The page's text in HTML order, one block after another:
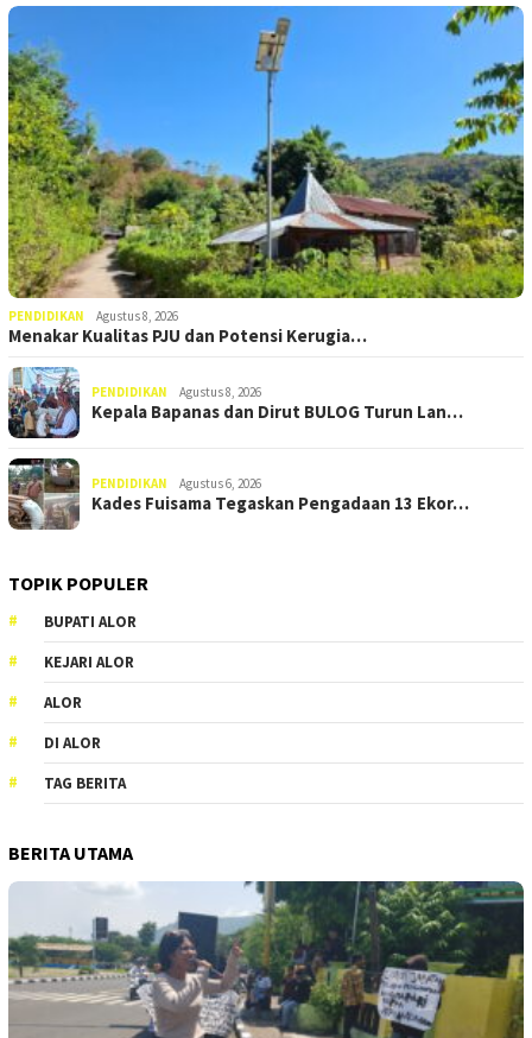
PENDIDIKAN Agustus 8, 2026
Menakar Kualitas PJU dan Potensi Kerugia…
PENDIDIKAN Agustus 8, 2026
Kepala Bapanas dan Dirut BULOG Turun Lan…
PENDIDIKAN Agustus 6, 2026
Kades Fuisama Tegaskan Pengadaan 13 Ekor…
TOPIK POPULER
BUPATI ALOR
KEJARI ALOR
ALOR
DI ALOR
TAG BERITA
BERITA UTAMA